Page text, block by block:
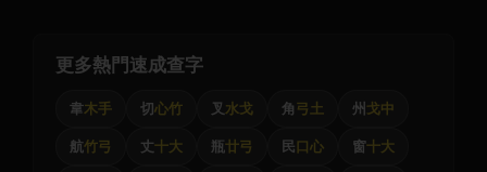
更多熱門速成查字
韋木手 切心竹 叉 水戈 角弓土 州 戈中
航竹弓 丈十大 瓶廿弓 民口心 窗十大